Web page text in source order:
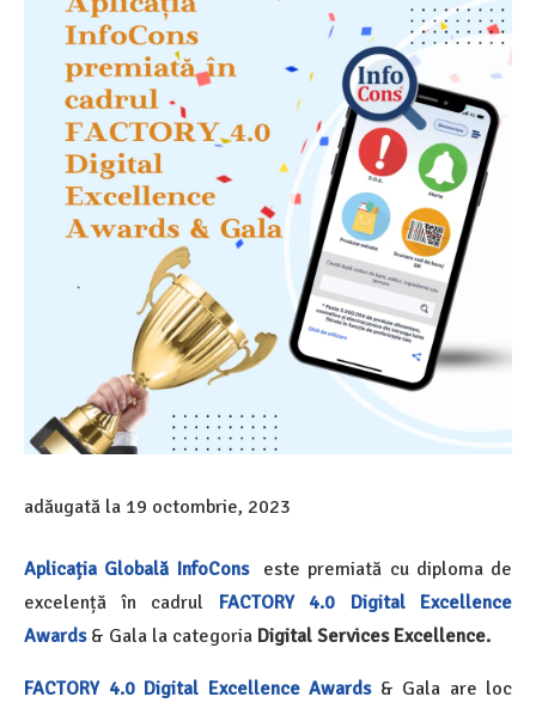
adăugată la 19 octombrie, 2023
Aplicația Globală InfoConseste premiată cu diploma de
excelență în cadrul FACTORY 4.0 Digital Excellence
Awards& Gala la categoria Digital Services Excellence.
FACTORY 4.0 Digital Excellence Awards& Gala are loc